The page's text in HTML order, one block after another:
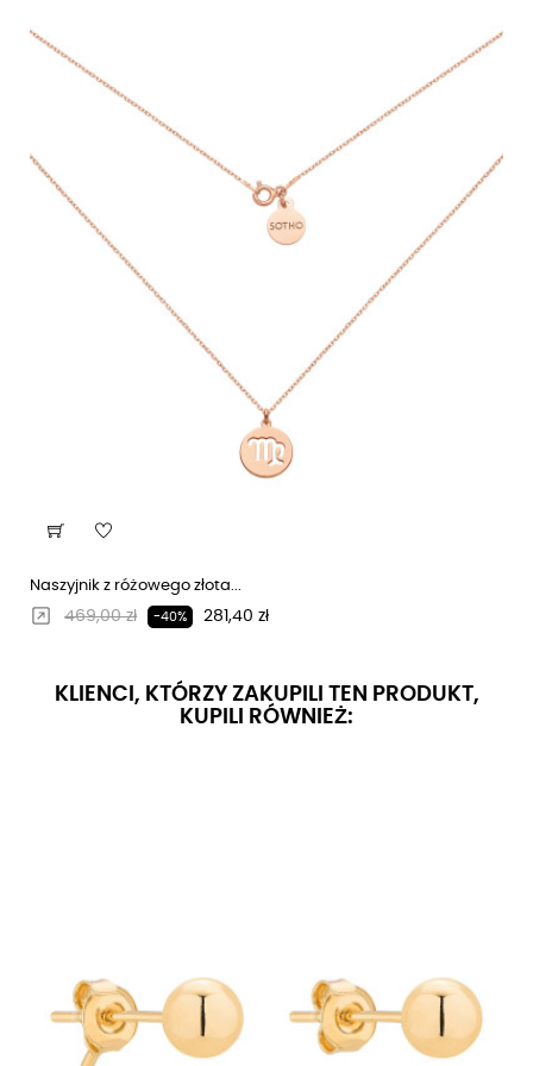
Naszyjnik z różowego złota...
Regularna cena
469,00 zł -40% Cena
281,40 zł
KLIENCI, KTÓRZY ZAKUPILI TEN PRODUKT,
KUPILI RÓWNIEŻ: